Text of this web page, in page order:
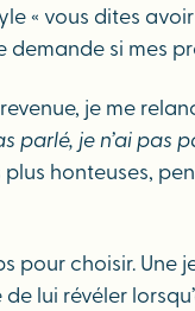
« vous dites
demande si mes
revenue, je me
parlé, je n’ai
honteuses,
pour choisir.
lui révéler